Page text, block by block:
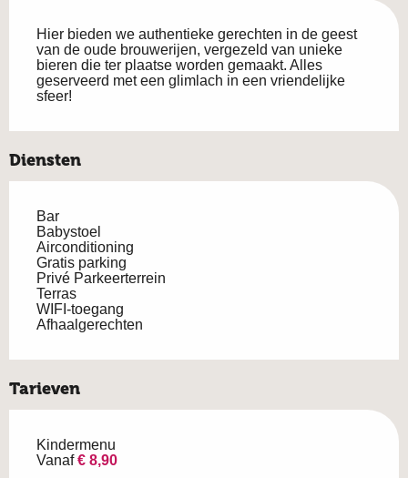
Hier bieden we authentieke gerechten in de geest
van de oude brouwerijen, vergezeld van unieke
bieren die ter plaatse worden gemaakt. Alles
geserveerd met een glimlach in een vriendelijke
sfeer!
Diensten
Bar
Babystoel
Airconditioning
Gratis parking
Privé Parkeerterrein
Terras
WIFI-toegang
Afhaalgerechten
Tarieven
Kindermenu
Vanaf€ 8,90